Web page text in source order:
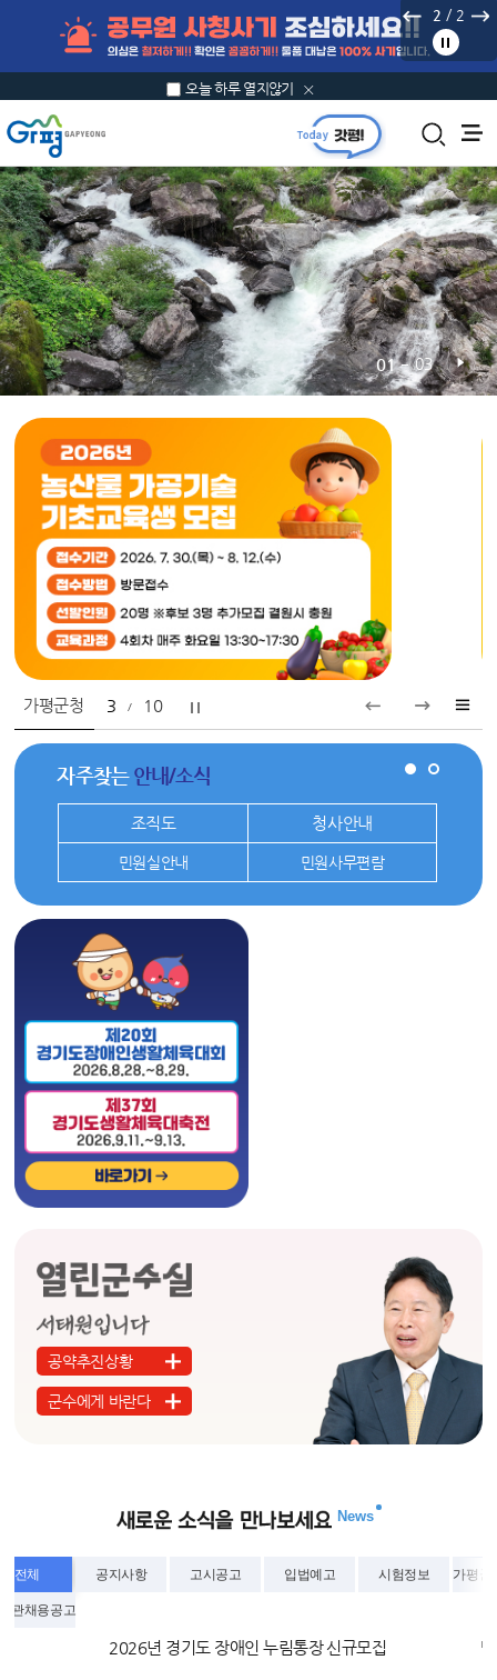
2 / 2
오늘 하루 열지않기
01 03
가평군청 3 / 10
자주찾는안내/소식
조직도 청사안내
민원실안내 민원사무편람
공약추진상황
군수에게 바란다
News
전체 공지사항 고시공고 입법예고 시험정보 가평군
관채용공고
2026년 경기도 장애인 누림통장 신규모집